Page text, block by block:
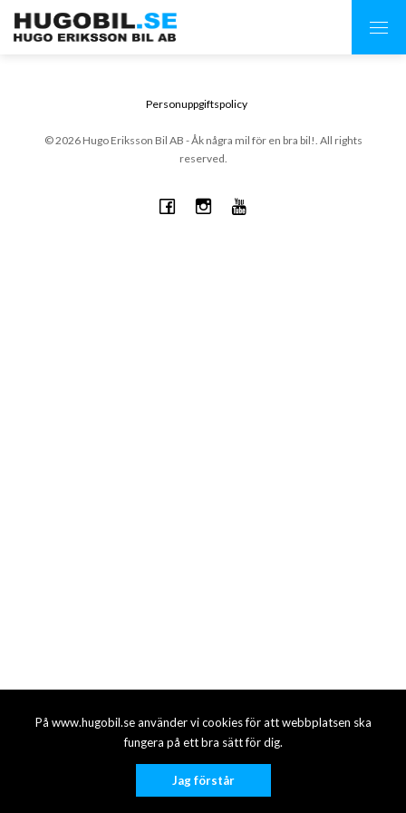
På www.hugobil.se använder vi cookies för att webbplatsen ska
fungera på ett bra sätt för dig.
Jag förstår
© 2026 Hugo Eriksson Bil AB - Åk några mil för en bra bil!. All rights
reserved.
Personuppgiftspolicy